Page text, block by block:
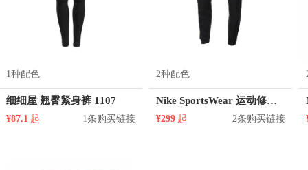
1种配色
细细屋 翘臀紧身裤 1107
¥87.1 起 1条购买链接
2种配色
Nike SportsWear 运动修身保暖长裤 841649
¥299 起 2条购买链接